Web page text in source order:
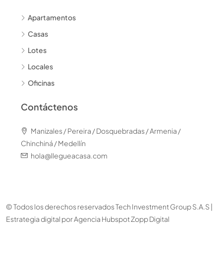
Apartamentos
Casas
Lotes
Locales
Oficinas
Contáctenos
Manizales / Pereira / Dosquebradas / Armenia /
Chinchiná / Medellín
hola@llegueacasa.com
© Todos los derechos reservados Tech Investment Group S.A.S |
Estrategia digital porAgencia Hubspot Zopp Digital